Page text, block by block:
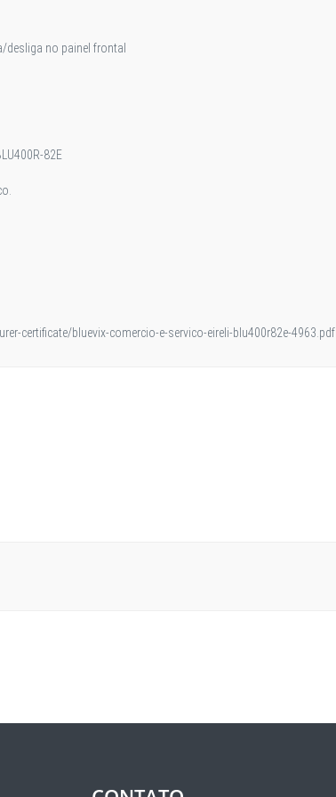
desliga no painel frontal
82E
certificate/bluevix-comercio-e-servico-eireli-blu400r82e-4963.pdf